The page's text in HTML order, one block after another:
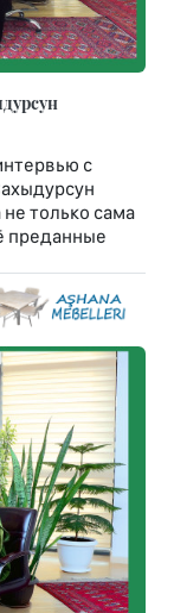
с
только сама
преданные